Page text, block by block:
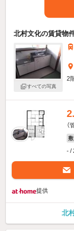
北村文化の賃貸物
すべての写真
2
（
敷
- /
提供
北